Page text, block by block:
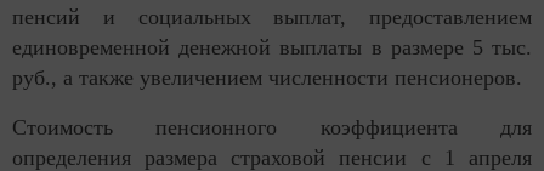
пенсий и социальных выплат, предоставлением
единовременной денежной выплаты в размере 5 тыс.
руб., а также увеличением численности пенсионеров.
Стоимость пенсионного коэффициента для
определения размера страховой пенсии с 1 апреля